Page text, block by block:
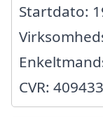
Startdato:
CVR: